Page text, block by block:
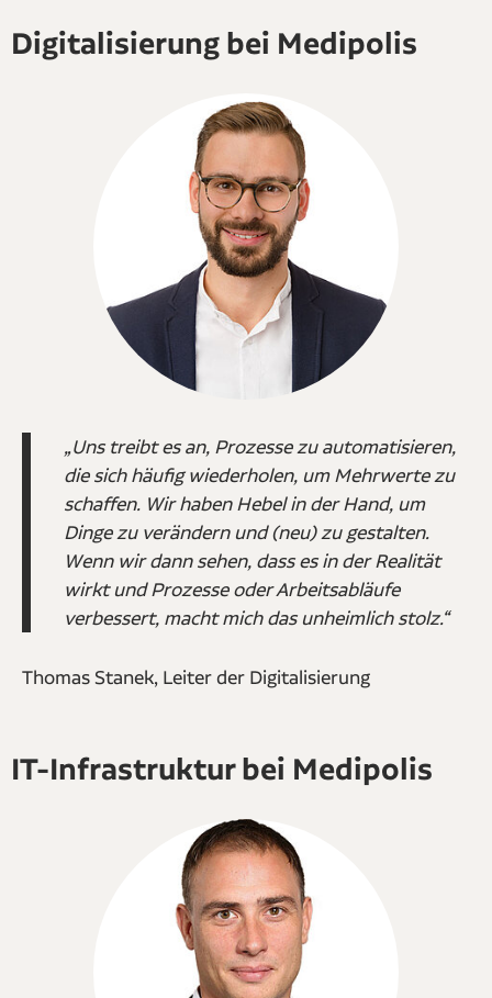
Digitalisierung bei Medipolis
„Uns treibt es an, Prozesse zu automatisieren,
die sich häufig wiederholen, um Mehrwerte zu
schaffen. Wir haben Hebel in der Hand, um
Dinge zu verändern und (neu) zu gestalten.
Wenn wir dann sehen, dass es in der Realität
wirkt und Prozesse oder Arbeitsabläufe
verbessert, macht mich das unheimlich stolz.“
Thomas Stanek, Leiter der Digitalisierung
IT-Infrastruktur bei Medipolis